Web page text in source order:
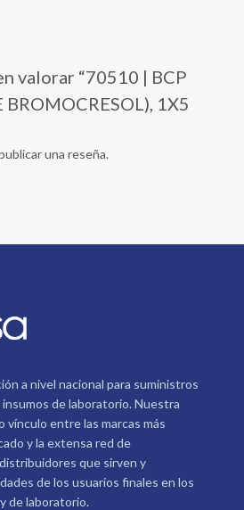
valorar “70510 | BCP
BROMOCRESOL), 1X5
una reseña.
a nivel nacional para suministros
de laboratorio. Nuestra
vínculo entre las marcas más
y la extensa red de
que sirven y
de los usuarios finales en los
de laboratorio.